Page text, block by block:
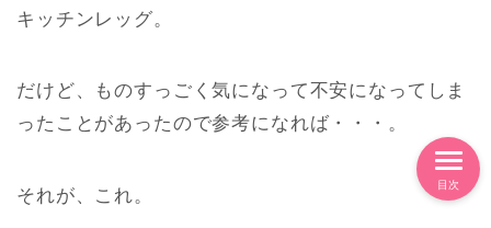
キッチンレッグ。
だけど、ものすっごく気になって不安になってしま
ったことがあったので参考になれば・・・。
それが、これ。
目次